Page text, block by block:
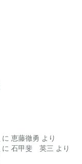
に 恵藤徹勇 より
に 石甲斐 英三 より